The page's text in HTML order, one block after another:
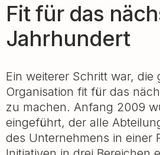
Fit für das
Jahrhundert
Ein weiterer Schritt war, die
Organisation fit für das
zu machen. Anfang 2009
eingeführt, der alle
des Unternehmens in einer